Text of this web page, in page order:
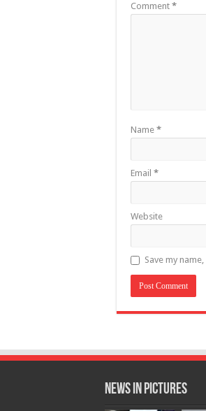
Comment *
Name *
Email *
Website
Save my
News in Pictures